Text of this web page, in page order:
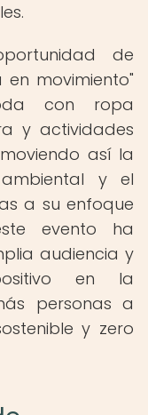
de
movimiento"
con ropa
y actividades
así la
y el
a su enfoque
evento ha
audiencia y
en la
personas a
y zero